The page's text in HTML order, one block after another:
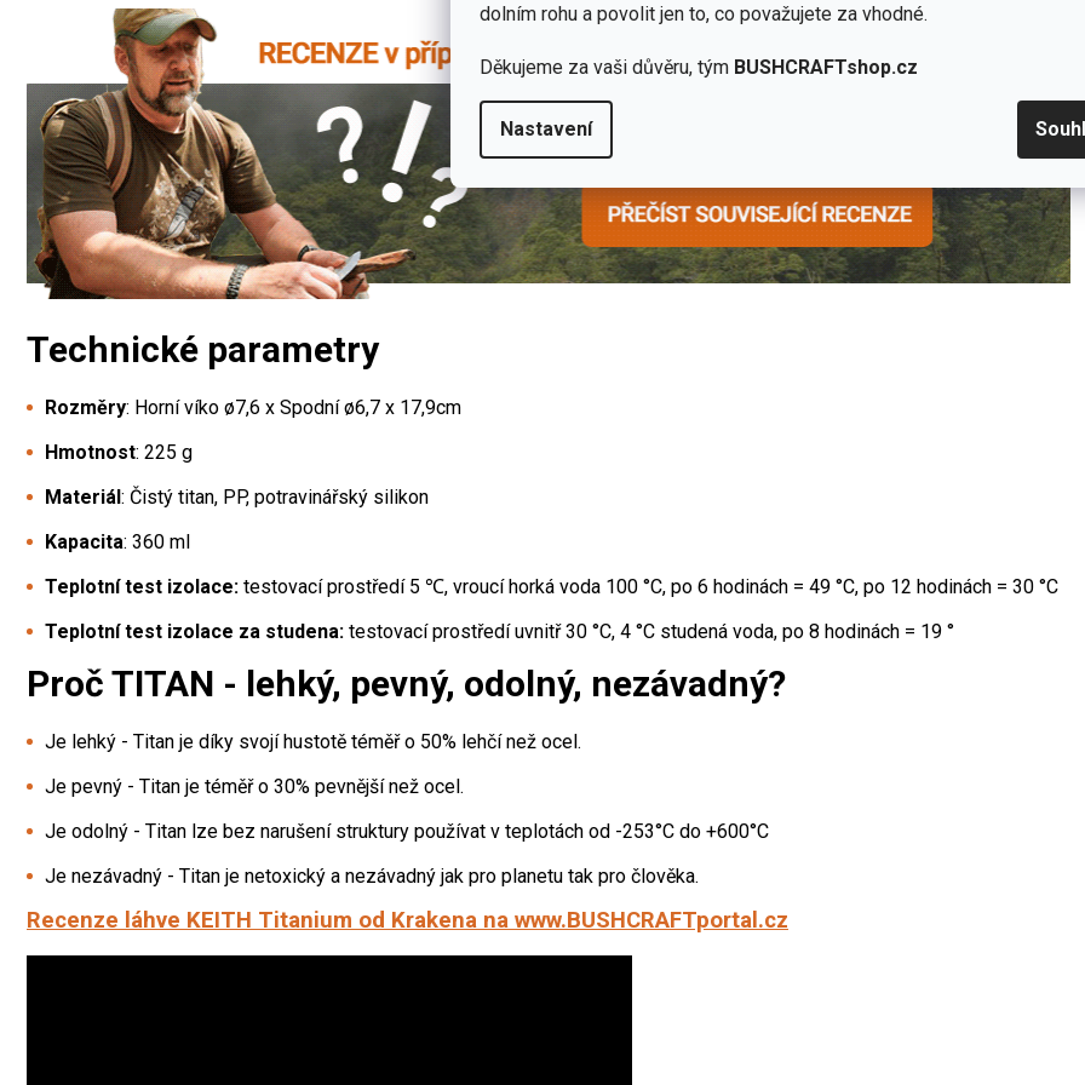
dolním rohu a povolit jen to, co považujete za vhodné.
Děkujeme za vaši důvěru, tým BUSHCRAFTshop.cz
Nastavení
Technické parametry
Rozměry: Horní víko ø7,6 x Spodní ø6,7 x 17,9cm
Hmotnost: 225 g
Materiál: Čistý titan, PP, potravinářský silikon
Kapacita: 360 ml
Teplotní test izolace: testovací prostředí 5 ℃, vroucí horká voda 100 °C, po 6 hodinách = 49 °C, po 12 hodinách = 30 °C
Teplotní test izolace za studena: testovací prostředí uvnitř 30 °C, 4 °C studená voda, po 8 hodinách = 19 °
Proč TITAN - lehký, pevný, odolný, nezávadný?
Je lehký - Titan je díky svojí hustotě téměř o 50% lehčí než ocel.
Je pevný - Titan je téměř o 30% pevnější než ocel.
Je odolný - Titan lze bez narušení struktury používat v teplotách od -253°C do +600°C
Je nezávadný - Titan je netoxický a nezávadný jak pro planetu tak pro člověka.
Recenze láhve KEITH Titanium od Krakena na www.BUSHCRAFTportal.cz